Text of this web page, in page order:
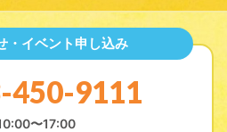
・イベント申し込み
450-9111
〜17:00